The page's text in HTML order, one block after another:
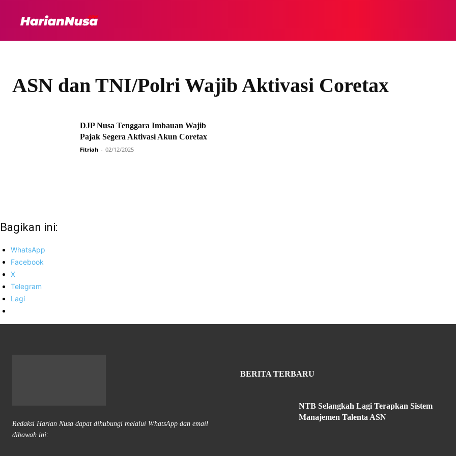
ASN dan TNI/Polri Wajib Aktivasi Coretax
DJP Nusa Tenggara Imbauan Wajib
Pajak Segera Aktivasi Akun Coretax
Fitriah - 02/12/2025
Bagikan ini:
WhatsApp
Facebook
X
Telegram
Lagi
Redaksi Harian Nusa dapat dihubungi melalui WhatsApp dan email
dibawah ini:
BERITA TERBARU
NTB Selangkah Lagi Terapkan Sistem
Manajemen Talenta ASN